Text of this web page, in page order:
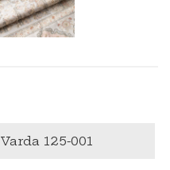
Varda 125-001